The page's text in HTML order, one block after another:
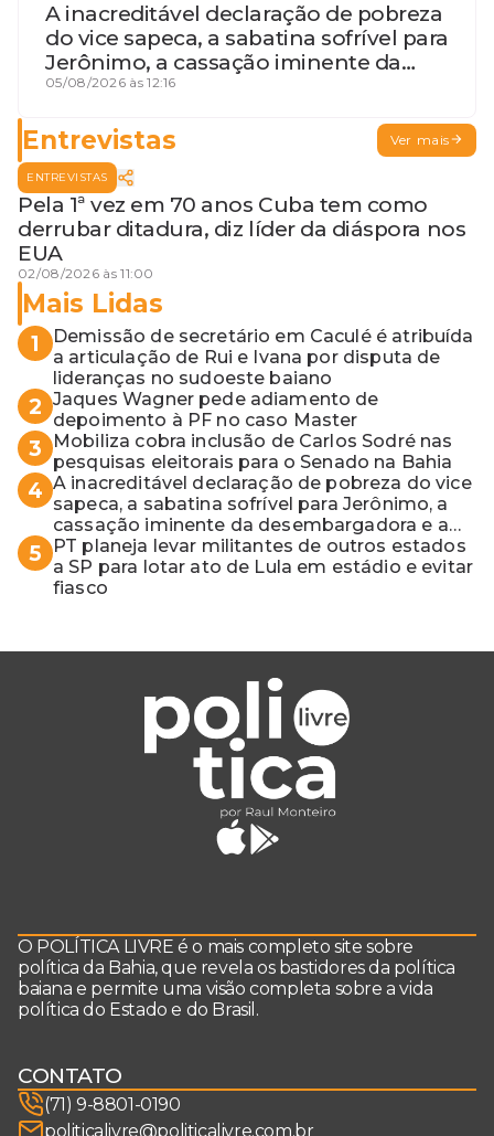
A inacreditável declaração de pobreza
do vice sapeca, a sabatina sofrível para
Jerônimo, a cassação iminente da
desembargadora e a vaga do Quinto
05/08/2026 às 12:16
Entrevistas Ver mais
ENTREVISTAS
Pela 1ª vez em 70 anos Cuba tem como
derrubar ditadura, diz líder da diáspora nos
EUA
02/08/2026 às 11:00
Mais Lidas
1
Demissão de secretário em Caculé é atribuída
a articulação de Rui e Ivana por disputa de
lideranças no sudoeste baiano
2 Jaques Wagner pede adiamento de
depoimento à PF no caso Master
3
Mobiliza cobra inclusão de Carlos Sodré nas
pesquisas eleitorais para o Senado na Bahia
4 A inacreditável declaração de pobreza do vice
sapeca, a sabatina sofrível para Jerônimo, a
cassação iminente da desembargadora e a
vaga do Quinto para o MP baiano
5
PT planeja levar militantes de outros estados
a SP para lotar ato de Lula em estádio e evitar
fiasco
O POLÍTICA LIVRE é o mais completo site sobre
política da Bahia, que revela os bastidores da política
baiana e permite uma visão completa sobre a vida
política do Estado e do Brasil.
CONTATO
(71) 9-8801-0190
politicalivre@politicalivre.com.br